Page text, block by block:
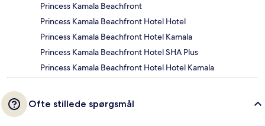
Princess Kamala Beachfront
Princess Kamala Beachfront Hotel Hotel
Princess Kamala Beachfront Hotel Kamala
Princess Kamala Beachfront Hotel SHA Plus
Princess Kamala Beachfront Hotel Hotel Kamala
Ofte stillede spørgsmål